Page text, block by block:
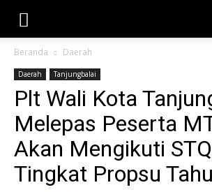
Beranda Daerah
Daerah Tanjungbalai
Plt Wali Kota
Melepas Peserta
Akan Mengikuti
Tingkat Propsu